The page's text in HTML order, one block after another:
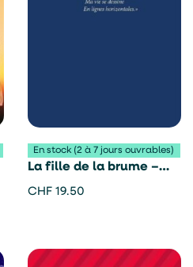
En stock (2 à 7 jours ouvrables)
La fille de la brume –
Damien Murith
CHF 19.50